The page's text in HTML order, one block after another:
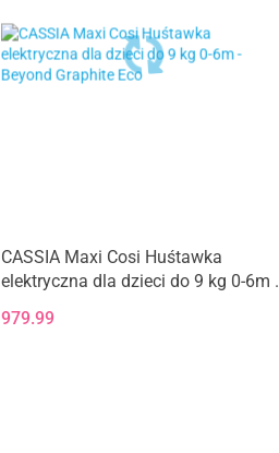
CASSIA Maxi Cosi Huśtawka
elektryczna dla dzieci do 9 kg 0-6m -
979.99